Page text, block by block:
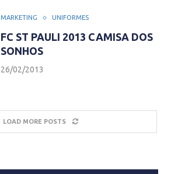
MARKETING UNIFORMES
FC ST PAULI 2013 CAMISA DOS
SONHOS
26/02/2013
LOAD MORE POSTS